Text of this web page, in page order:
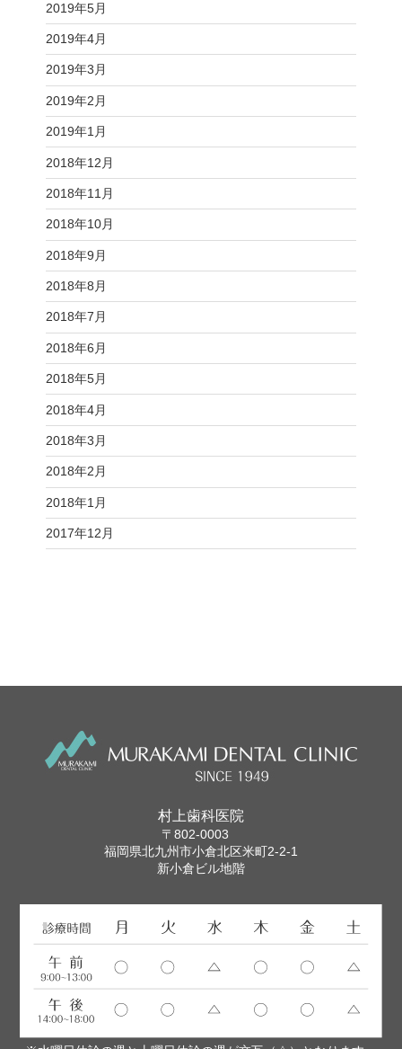
2019年5月
2019年4月
2019年3月
2019年2月
2019年1月
2018年12月
2018年11月
2018年10月
2018年9月
2018年8月
2018年7月
2018年6月
2018年5月
2018年4月
2018年3月
2018年2月
2018年1月
2017年12月
村上歯科医院
〒802-0003
福岡県北九州市小倉北区米町2-2-1
新小倉ビル地階